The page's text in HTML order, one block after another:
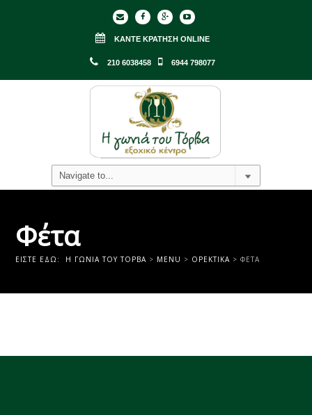
ΚΆΝΤΕ ΚΡΆΤΗΣΗ ONLINE
210 6038458 6944 798077
Φέτα
ΕΊΣΤΕ ΕΔΏ: Η ΓΩΝΙΑ ΤΟΥ ΤΟΡΒΑ > MENU > ΟΡΕΚΤΙΚΆ >ΦΈΤΑ